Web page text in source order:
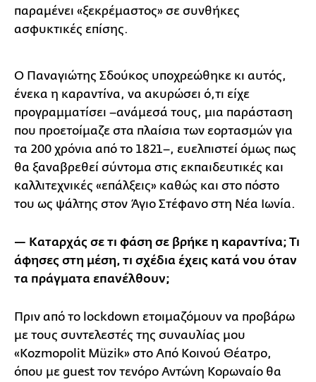
παραμένει «ξεκρέμαστος» σε συνθήκες
ασφυκτικές επίσης.
Ο Παναγιώτης Σδούκος υποχρεώθηκε κι αυτός,
ένεκα η καραντίνα, να ακυρώσει ό,τι είχε
προγραμματίσει –ανάμεσά τους, μια παράσταση
που προετοίμαζε στα πλαίσια των εορτασμών για
τα 200 χρόνια από το 1821–, ευελπιστεί όμως πως
θα ξαναβρεθεί σύντομα στις εκπαιδευτικές και
καλλιτεχνικές «επάλξεις» καθώς και στο πόστο
του ως ψάλτης στον Άγιο Στέφανο στη Νέα Ιωνία.
— Καταρχάς σε τι φάση σε βρήκε η καραντίνα; Τι
άφησες στη μέση, τι σχέδια έχεις κατά νου όταν
τα πράγματα επανέλθουν;
Πριν από το lockdown ετοιμαζόμουν να προβάρω
με τους συντελεστές της συναυλίας μου
«Κozmopolit Müzik» στο Από Κοινού Θέατρο,
όπου με guest τον τενόρο Αντώνη Κορωναίο θα